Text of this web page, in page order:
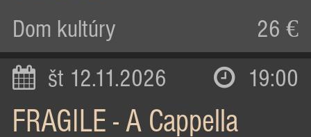
Dom kultúry 26 €
št 12.11.2026 19:00
FRAGILE - A Cappella